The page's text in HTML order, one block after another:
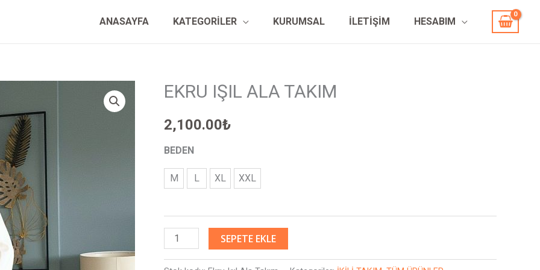
ANASAYFA KATEGORİLER KURUMSAL İLETİŞİM HESABIM
EKRU IŞIL ALA TAKIM
2,100.00₺
BEDEN
M L XL XXL
EKRU
ALA
SEPETE EKLE